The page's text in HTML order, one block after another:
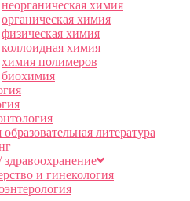
неорганическая химия
органическая химия
физическая химия
коллоидная химия
химия полимеров
биохимия
литература
и гинекология